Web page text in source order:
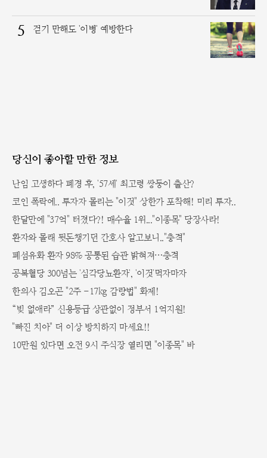
5 걷기 만해도 '이병' 예방한다
당신이 좋아할 만한 정보
난임 고생하다 폐경 후, '57세' 최고령 쌍둥이 출산?
코인 폭락에.. 투자자 몰리는 "이것" 상한가 포착해! 미리 투자..
한달만에 "37억" 터졌다?! 매수율 1위..."이종목" 당장사라!
환자와 몰래 뒷돈챙기던 간호사 알고보니.."충격"
폐섬유화 환자 98% 공통된 습관 밝혀져…충격
공복혈당 300넘는 '심각당뇨환자', '이것'먹자마자
한의사 김오곤 "2주 -17kg 감량법" 화제!
“빚 없애라” 신용등급 상관없이 정부서 1억지원!
"빠진 치아" 더 이상 방치하지 마세요!!
10만원 있다면 오전 9시 주식장 열리면 "이종목" 바